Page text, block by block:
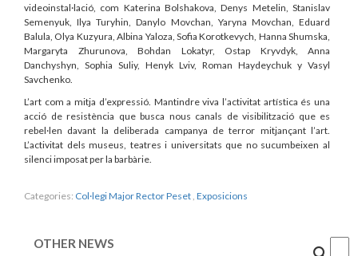
videoinstal·lació, com Katerina Bolshakova, Denys Metelin, Stanislav
Semenyuk, Ilya Turyhin, Danylo Movchan, Yaryna Movchan, Eduard
Balula, Olya Kuzyura, Albina Yaloza, Sofia Korotkevych, Hanna Shumska,
Margaryta Zhurunova, Bohdan Lokatyr, Ostap Kryvdyk, Anna
Danchyshyn, Sophia Suliy, Henyk Lviv, Roman Haydeychuk y Vasyl
Savchenko.
L’art com a mitja d’expressió. Mantindre viva l’activitat artística és una
acció de resistència que busca nous canals de visibilització que es
rebel·len davant la deliberada campanya de terror mitjançant l’art.
L’activitat dels museus, teatres i universitats que no sucumbeixen al
silenci imposat per la barbàrie.
Categories: Col·legi Major Rector Peset Exposicions
OTHER NEWS